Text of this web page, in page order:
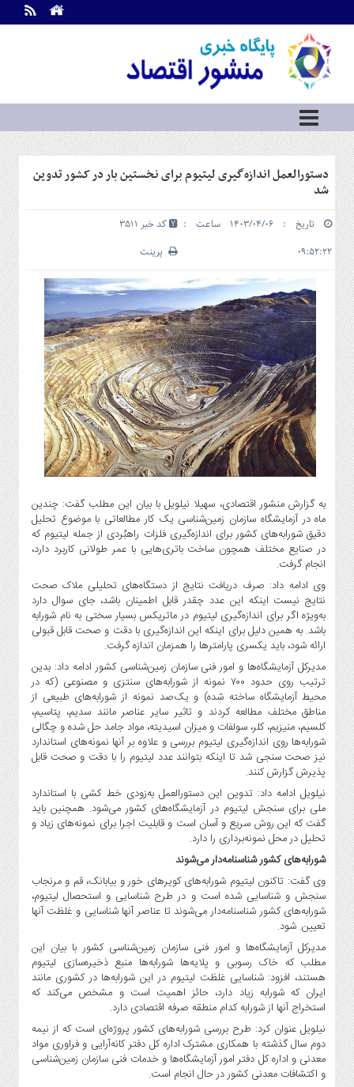
اطلاعات
تماس
ما
درباره
ما
سرویس
ها
خانه
سرمایه
و
بورس
مسکن
و
شهری
گاز
و
پتروشیمی
صنعت
و
خودرو
استارت
آپ
و
فن
آوری
بانک
،
بیمه
و
ارز
دیجیتال
کشاورزی
و
صنایع
غذایی
سیاسی
و
بین
الملل
نگاه
روز
گوناگون
دستورالعمل اندازه‌گیری لیتیوم برای نخستین بار در کشور تدوین
شد
تاریخ : ۱۴۰۳/۰۴/۰۶ ساعت :
۰۹:۵۲:۲۲
کد خبر 3511
پرینت
به گزارش منشور اقتصادی، سهیلا نیلویل با بیان این مطلب گفت: چندین
ماه در آزمایشگاه سازمان زمین‌شناسی یک کار مطالعاتی با موضوع تحلیل
دقیق شورابه‌های کشور برای اندازه‌گیری فلزات راهبُردی از جمله لیتیوم که
در صنایع مختلف همچون ساخت باتری‌هایی با عمر طولانی کاربرد دارد،
انجام گرفت.
وی ادامه داد: صرف دریافت نتایج از دستگاه‌های تحلیلی ملاک صحت
نتایج نیست اینکه این عدد چقدر قابل اطمینان باشد، جای سوال دارد
به‌ویژه اگر برای اندازه‌گیری لیتیوم در ماتریکس بسیار سختی به نام شورابه
باشد. به همین دلیل برای اینکه این اندازه‌گیری با دقت و صحت قابل قبولی
ارائه شود، باید یکسری پارامترها را همزمان اندازه گرفت.
مدیرکل آزمایشگاه‌ها و امور فنی سازمان زمین‌شناسی کشور ادامه داد: بدین
ترتیب روی حدود ۷۰۰ نمونه از شورابه‌های سنتزی و مصنوعی (که در
محیط آزمایشگاه ساخته شده) و یک‌صد نمونه از شورابه‌های طبیعی از
مناطق مختلف مطالعه کردند و تاثیر سایر عناصر مانند سدیم، پتاسیم،
کلسیم، منیزیم، کلر، سولفات و میزان اسیدیته، مواد جامد حل شده و چگالی
شورابه‌ها روی اندازه‌گیری لیتیوم بررسی و علاوه بر آنها نمونه‌های استاندارد
نیز صحت سنجی شد تا اینکه بتوانند عدد لیتیوم را با دقت و صحت قابل
پذیرش گزارش کنند.
نیلویل ادامه داد: تدوین این دستورالعمل به‌زودی خط کشی با استاندارد
ملی برای سنجش لیتیوم در آزمایشگاه‌های کشور می‌شود. همچنین باید
گفت که این روش سریع و آسان است و قابلیت اجرا برای نمونه‌های زیاد و
تحلیل در محل نمونه‌برداری را دارد.
شورابه‌های کشور شناسنامه‌دار می‌شوند
وی گفت: تاکنون لیتیوم شورابه‌های کویرهای خور و بیابانک، قم و مرنجاب
سنجش و شناسایی شده است و در طرح شناسایی و استحصال لیتیوم،
شورابه‌های کشور شناسنامه‌دار می‌شوند تا عناصر آنها شناسایی و غلظت آنها
تعیین. شود.
مدیرکل آزمایشگاه‌ها و امور فنی سازمان زمین‌شناسی کشور با بیان این
مطلب که خاک رسوبی و پلایه‌ها شورابه‌ها منبع ذخیره‌سازی لیتیوم
هستند، افزود: شناسایی غلظت لیتیوم در این شورابه‌ها در کشوری مانند
ایران که شورابه زیاد دارد، حائز اهمیت است و مشخص می‌کند که
استخراج آنها از شورابه کدام منطقه صرفه اقتصادی دارد.
نیلویل عنوان کرد: طرح بررسی شورابه‌های کشور پروژه‌ای است که از نیمه
دوم سال گذشته با همکاری مشترک اداره کل دفتر کانه‌آرایی و فراوری مواد
معدنی و اداره کل دفتر امور آزمایشگاه‌ها و خدمات فنی سازمان زمین‌شناسی
و اکتشافات معدنی کشور در حال انجام است.